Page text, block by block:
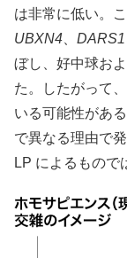
は非常に低い。
UBXN4、 DARS1
ぼし、好中球お
た。したがって
いる可能性があ
で異なる理由で
LP によるもので